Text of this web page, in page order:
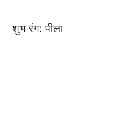
शुभ रंग: पीला